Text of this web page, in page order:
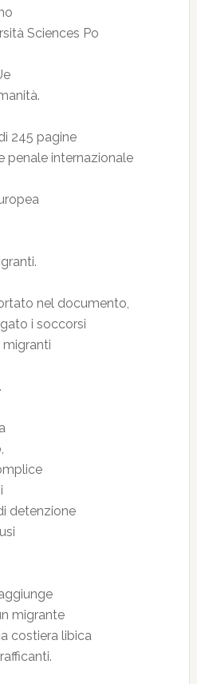
Sciences Po
245 pagine
penale internazionale
nel documento,
i soccorsi
migranti
detenzione
migrante
costiera libica